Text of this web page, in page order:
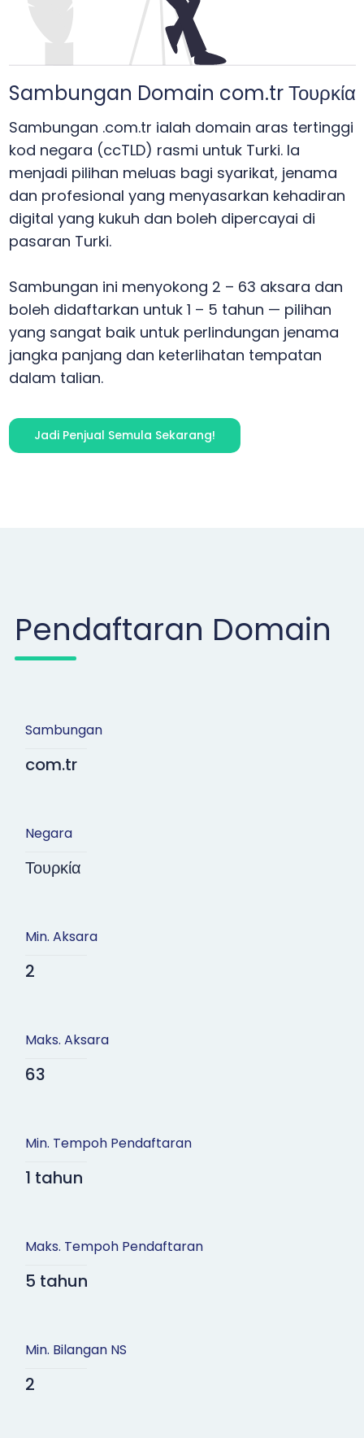
Sambungan Domain com.tr Τουρκία
Sambungan .com.tr ialah domain aras tertinggi
kod negara (ccTLD) rasmi untuk Turki. Ia
menjadi pilihan meluas bagi syarikat, jenama
dan profesional yang menyasarkan kehadiran
digital yang kukuh dan boleh dipercayai di
pasaran Turki.
Sambungan ini menyokong 2 – 63 aksara dan
boleh didaftarkan untuk 1 – 5 tahun — pilihan
yang sangat baik untuk perlindungan jenama
jangka panjang dan keterlihatan tempatan
dalam talian.
Jadi Penjual Semula Sekarang!
Pendaftaran Domain
Sambungan
com.tr
Negara
Τουρκία
Min. Aksara
2
Maks. Aksara
63
Min. Tempoh Pendaftaran
1 tahun
Maks. Tempoh Pendaftaran
5 tahun
Min. Bilangan NS
2